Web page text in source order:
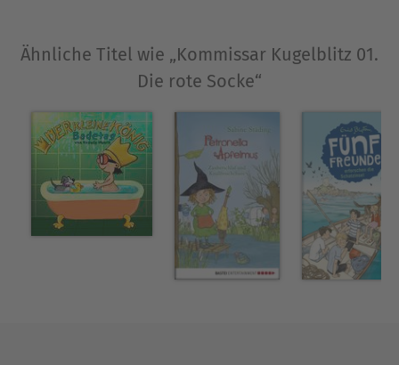
Ähnliche Titel wie „Kommissar Kugelblitz 01.
Die rote Socke“